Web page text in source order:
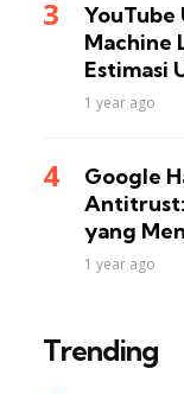
YouTube
Machine
Estimasi
1 year ago
Google
yang
1 year ago
Trending